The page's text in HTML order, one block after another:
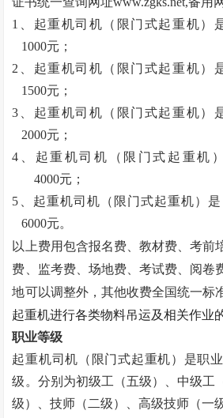
1、起重机司机（限门式起重机）
1000元；
2、起重机司机（限门式起重机）
1500元；
3、起重机司机（限门式起重机）
2000元；
4、起重机司机（限门式起重机
4000元；
5、起重机司机（限门式起重机）是
6000元。
以上费用包含报名费、教材费、考前
费、监考费、场地费、考试费、阅卷
地可以调整外，其他收费全国统一标
起重机进行各类物料吊运及相关作业
职业等级
起重机司机（限门式起重机）是职
级。 分别为初级工（五级）、中级工
级）、技师（二级）、高级技师（一